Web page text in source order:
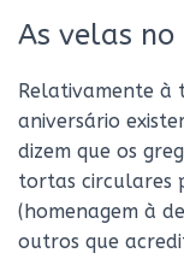
As velas
Relativamente à
aniversário
dizem que os
tortas circulares
(homenagem à
outros que